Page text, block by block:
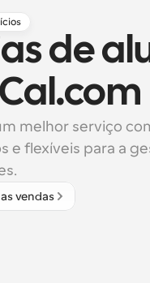
de
melhor serviço
e flexíveis para a
vendas